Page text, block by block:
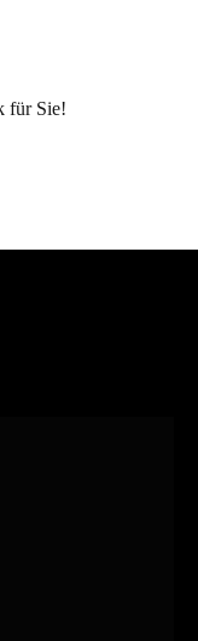
für Sie!